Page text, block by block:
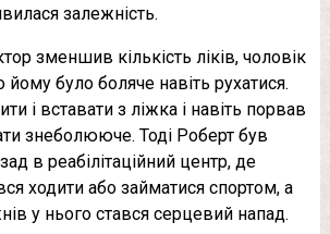
залежність.
зменшив кількість ліків, чоловік
було боляче навіть рухатися.
і вставати з ліжка і навіть порвав
знеболююче. Тоді Роберт був
в реабілітаційний центр, де
ходити або займатися спортом, а
у нього стався серцевий напад.